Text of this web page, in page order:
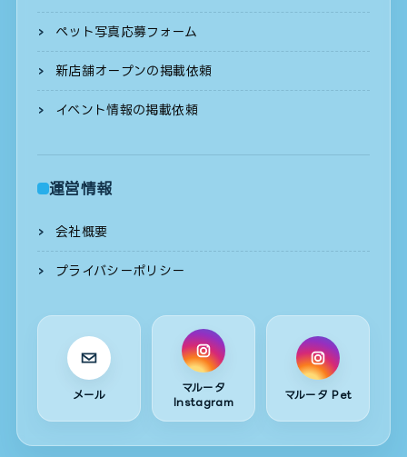
ペット写真応募フォーム
新店舗オープンの掲載依頼
イベント情報の掲載依頼
運営情報
会社概要
プライバシーポリシー
メール
マルータ
Instagram
マルータ Pet